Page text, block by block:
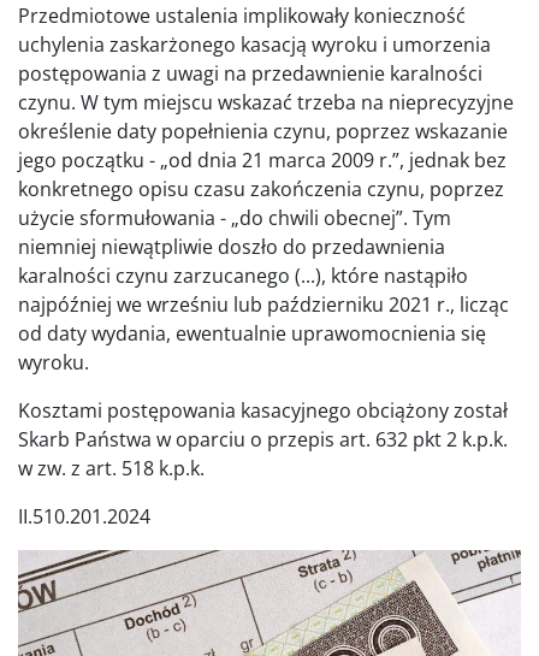
Przedmiotowe ustalenia implikowały konieczność
uchylenia zaskarżonego kasacją wyroku i umorzenia
postępowania z uwagi na przedawnienie karalności
czynu. W tym miejscu wskazać trzeba na nieprecyzyjne
określenie daty popełnienia czynu, poprzez wskazanie
jego początku - „od dnia 21 marca 2009 r.”, jednak bez
konkretnego opisu czasu zakończenia czynu, poprzez
użycie sformułowania - „do chwili obecnej”. Tym
niemniej niewątpliwie doszło do przedawnienia
karalności czynu zarzucanego (...), które nastąpiło
najpóźniej we wrześniu lub październiku 2021 r., licząc
od daty wydania, ewentualnie uprawomocnienia się
wyroku.
Kosztami postępowania kasacyjnego obciążony został
Skarb Państwa w oparciu o przepis art. 632 pkt 2 k.p.k.
w zw. z art. 518 k.p.k.
II.510.201.2024